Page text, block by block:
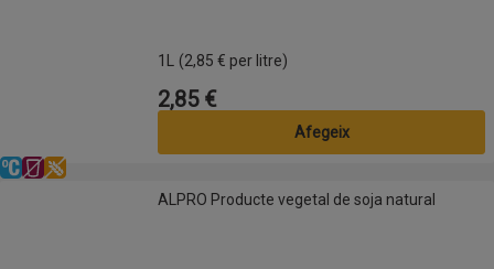
1L (2,85 € per litre)
Preu
2,85 €
Afegeix
ALPRO Producte vegetal de soja natural
Refrigerat
Sense lactosa
Sense gluten
ALPRO Producte vegetal de soja natural